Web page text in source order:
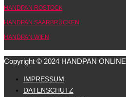
HANDPAN ROSTOCK
HANDPAN SAARBRÜCKEN
HANDPAN WIEN
Copyright © 2024 HANDPAN ONLINE
IMPRESSUM
DATENSCHUTZ